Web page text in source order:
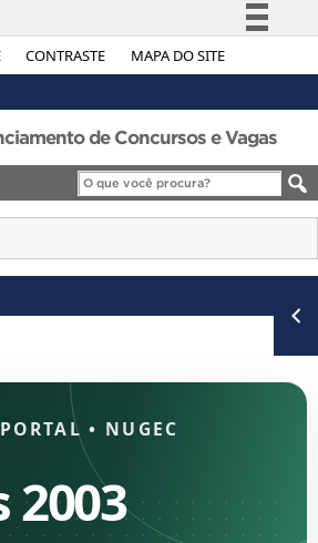
CONTRASTE MAPA DO SITE
Simplifique!
Legislação
Canais
de Concursos e Vagas
• NUGEC
2003